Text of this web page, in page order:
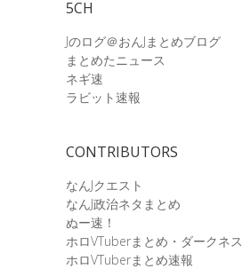
5CH
Jのログ＠おんJまとめブログ
まとめたニュース
ネギ速
ラビット速報
CONTRIBUTORS
なんJクエスト
なんJ政治ネタまとめ
ぬー速！
ホロVTuberまとめ・ダークネス
ホロVTuberまとめ速報